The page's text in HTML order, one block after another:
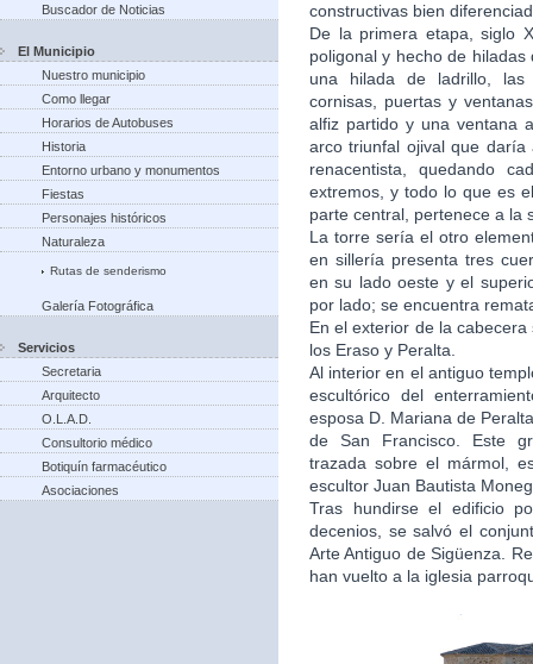
Buscador de Noticias
El Municipio
Nuestro municipio
Como llegar
Horarios de Autobuses
Historia
Entorno urbano y monumentos
Fiestas
Personajes históricos
Naturaleza
Rutas de senderismo
Galería Fotográfica
Servicios
Secretaria
Arquitecto
O.L.A.D.
Consultorio médico
Botiquín farmacéutico
Asociaciones
constructivas bien
De la primera etapa, siglo
poligonal y hecho de
una hilada de ladrillo, las
cornisas, puertas y
alfiz partido y una ventana
arco triunfal ojival que
renacentista, quedando
extremos, y todo lo que es
parte central, pertenece a la
La torre sería el otro
en sillería presenta tres
en su lado oeste y el
por lado; se encuentra
En el exterior de la
los Eraso y Peralta.
Al interior en el antiguo
escultórico del
esposa D. Mariana de
de San Francisco. Este
trazada sobre el mármol,
escultor Juan Bautista
Tras hundirse el edificio
decenios, se salvó el
Arte Antiguo de Sigüenza.
han vuelto a la iglesia